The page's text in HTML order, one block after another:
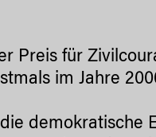
Preis für
im Jahre
demokratische